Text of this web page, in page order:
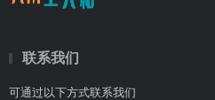
联系我们
可通过以下方式联系我们